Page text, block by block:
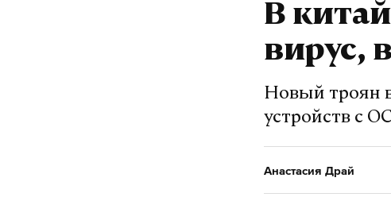
В
вирус,
Новый троян
устройств с
Анастасия Драй